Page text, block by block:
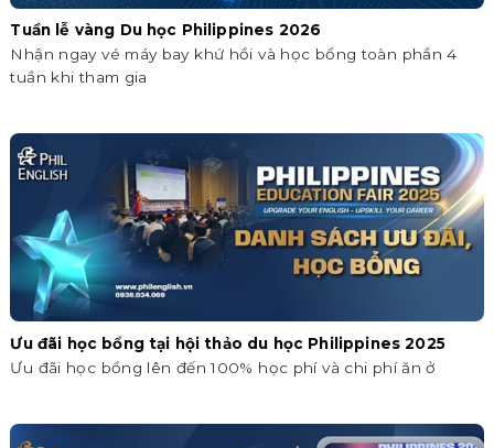
Tuần lễ vàng Du học Philippines 2026
Nhận ngay vé máy bay khứ hồi và học bổng toàn phần 4
tuần khi tham gia
Ưu đãi học bổng tại hội thảo du học Philippines 2025
Ưu đãi học bổng lên đến 100% học phí và chi phí ăn ở